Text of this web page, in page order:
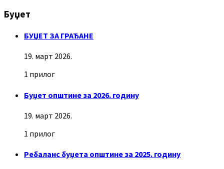
Буџет
БУЏЕТ ЗА ГРАЂАНЕ
19. март 2026.
1 прилог
Буџет општине за 2026. годину
19. март 2026.
1 прилог
Ребаланс буџета општине за 2025. годину